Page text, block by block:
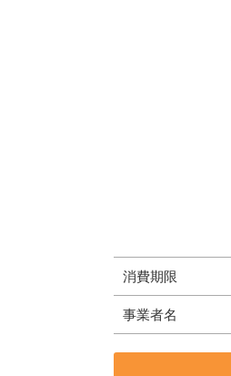
消費期限
事業者名